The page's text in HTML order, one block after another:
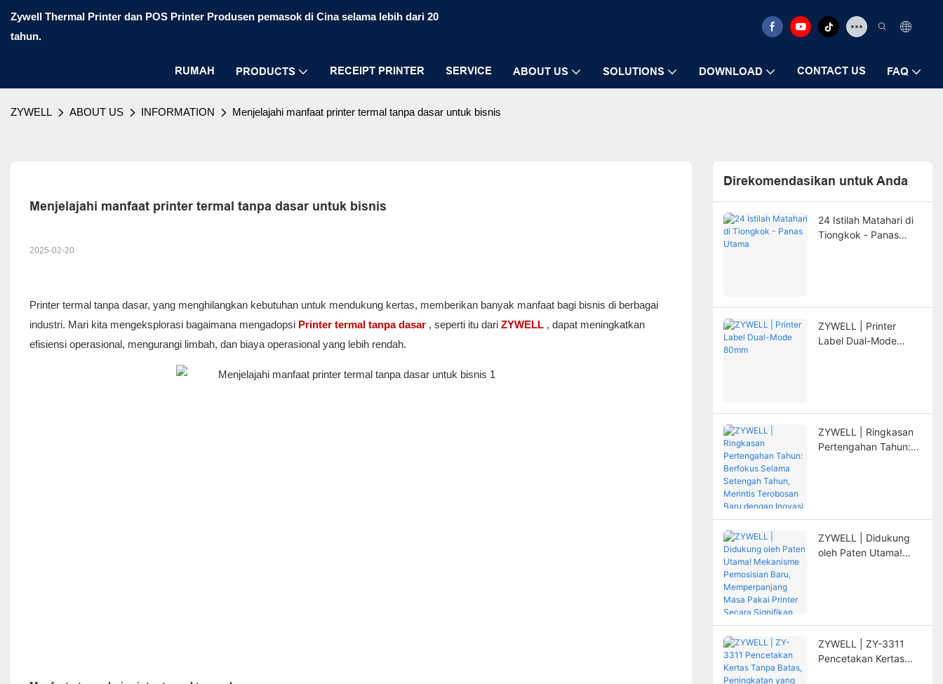
Zywell Thermal Printer dan POS Printer Produsen pemasok di Cina selama lebih dari 20
tahun.
RUMAH PRODUCTS RECEIPT PRINTER SERVICE ABOUT US SOLUTIONS DOWNLOAD CONTACT US FAQ
ZYWELL ABOUT US INFORMATION Menjelajahi manfaat printer termal tanpa dasar untuk bisnis
Menjelajahi manfaat printer termal tanpa dasar untuk bisnis
2025-02-20
Printer termal tanpa dasar, yang menghilangkan kebutuhan untuk mendukung kertas, memberikan banyak manfaat bagi bisnis di berbagai
industri. Mari kita mengeksplorasi bagaimana mengadopsi Printer termal tanpa dasar , seperti itu dari ZYWELL , dapat meningkatkan
efisiensi operasional, mengurangi limbah, dan biaya operasional yang lebih rendah.
Direkomendasikan untuk Anda
24 Istilah Matahari di
Tiongkok - Panas
ZYWELL | Printer
Label Dual-Mode
ZYWELL | Ringkasan
Pertengahan Tahun:
ZYWELL | Didukung
oleh Paten Utama!
Signifikan
ZYWELL | ZY-3311
Pencetakan Kertas